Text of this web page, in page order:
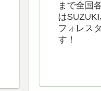
まで全国
は
フォレス
す！